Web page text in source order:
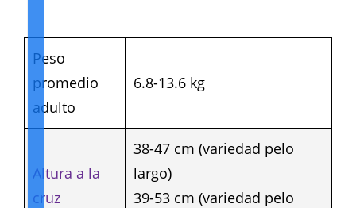
Peso
promedio
adulto
6.8-13.6 kg
Altura a la
cruz
38-47 cm (variedad pelo
largo)
39-53 cm (variedad pelo